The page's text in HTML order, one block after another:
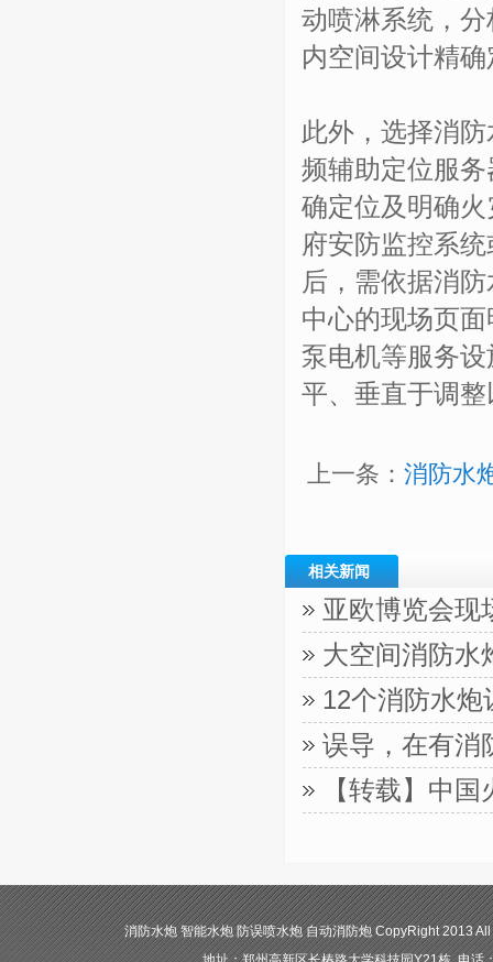
动喷淋系统，
内空间设计精
此外，选择消
频辅助定位服
确定位及明确
府安防监控系
后，需依据消
中心的现场页
泵电机等服务
平、垂直于调
上一条： 消防水
相关新闻
亚欧博览会现
大空间消防水
12个消防水
误导，在有消
【转载】中
消防水炮 智能水炮 防误喷水炮 自动消防炮 CopyRight 2013